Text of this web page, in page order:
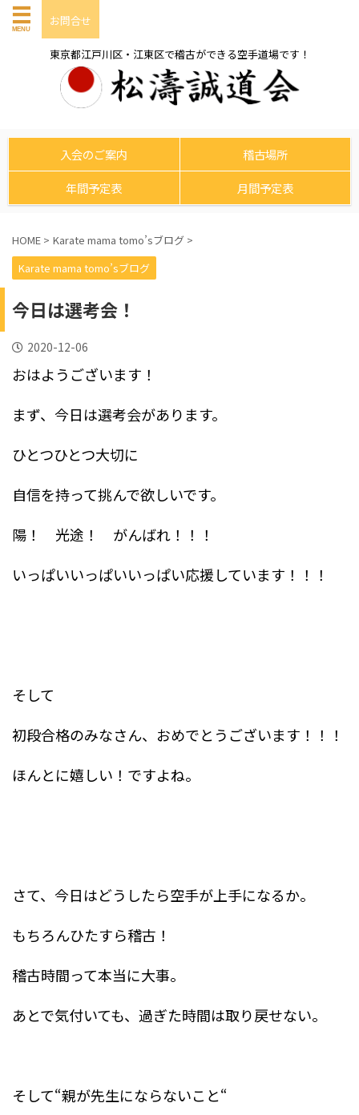
お問合せ
東京都江戸川区・江東区で稽古ができる空手道場です！
入会のご案内
稽古場所
年間予定表
月間予定表
HOME > Karate mama tomo’sブログ >
Karate mama tomo’sブログ
今日は選考会！
2020-12-06
おはようございます！
まず、今日は選考会があります。
ひとつひとつ大切に
自信を持って挑んで欲しいです。
陽！ 光途！ がんばれ！！！
いっぱいいっぱいいっぱい応援しています！！！
そして
初段合格のみなさん、おめでとうございます！！！
ほんとに嬉しい！ですよね。
さて、今日はどうしたら空手が上手になるか。
もちろんひたすら稽古！
稽古時間って本当に大事。
あとで気付いても、過ぎた時間は取り戻せない。
そして“親が先生にならないこと“